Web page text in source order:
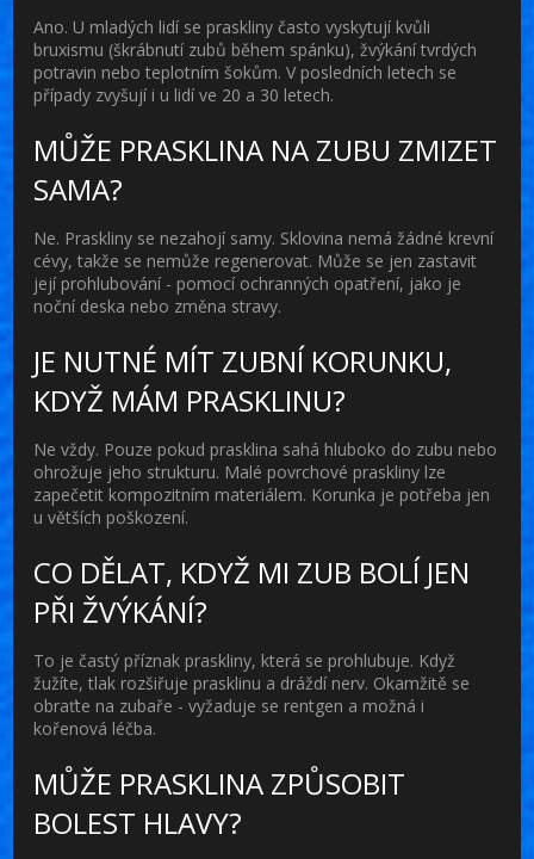
Ano. U mladých lidí se praskliny často vyskytují kvůli
bruxismu (škrábnutí zubů během spánku), žvýkání tvrdých
potravin nebo teplotním šokům. V posledních letech se
případy zvyšují i u lidí ve 20 a 30 letech.
MŮŽE PRASKLINA NA ZUBU ZMIZET
SAMA?
Ne. Praskliny se nezahojí samy. Sklovina nemá žádné krevní
cévy, takže se nemůže regenerovat. Může se jen zastavit
její prohlubování - pomocí ochranných opatření, jako je
noční deska nebo změna stravy.
JE NUTNÉ MÍT ZUBNÍ KORUNKU,
KDYŽ MÁM PRASKLINU?
Ne vždy. Pouze pokud prasklina sahá hluboko do zubu nebo
ohrožuje jeho strukturu. Malé povrchové praskliny lze
zapečetit kompozitním materiálem. Korunka je potřeba jen
u větších poškození.
CO DĚLAT, KDYŽ MI ZUB BOLÍ JEN
PŘI ŽVÝKÁNÍ?
To je častý příznak praskliny, která se prohlubuje. Když
žužíte, tlak rozšiřuje prasklinu a dráždí nerv. Okamžitě se
obraťte na zubaře - vyžaduje se rentgen a možná i
kořenová léčba.
MŮŽE PRASKLINA ZPŮSOBIT
BOLEST HLAVY?